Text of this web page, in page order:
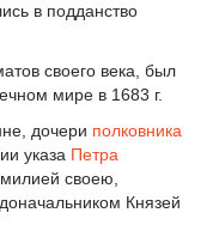
в подданство
своего века, был
мире в 1683 г.
дочери полковника
указа Петра
своею,
Князей